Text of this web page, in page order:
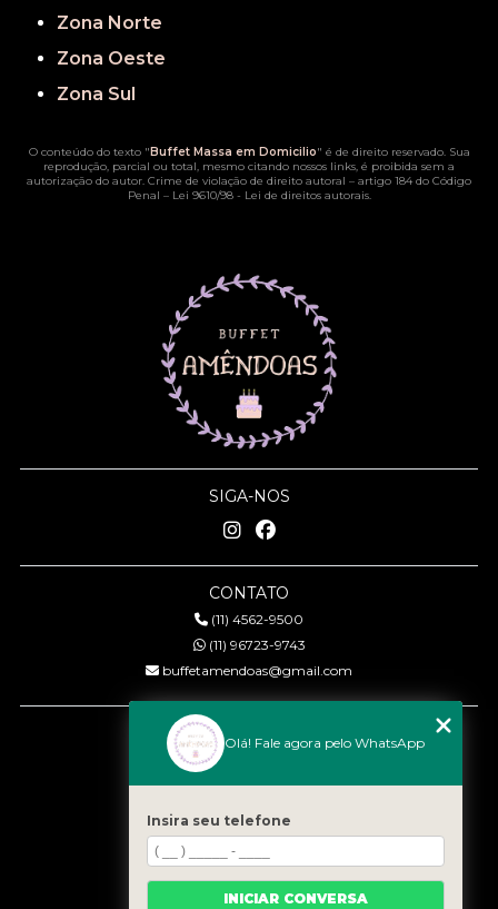
Zona Norte
Zona Oeste
Zona Sul
O conteúdo do texto "Buffet Massa em Domicilio" é de direito reservado. Sua
reprodução, parcial ou total, mesmo citando nossos links, é proibida sem a
autorização do autor. Crime de violação de direito autoral – artigo 184 do Código
Penal – Lei 9610/98 - Lei de direitos autorais.
SIGA-NOS
CONTATO
(11) 4562-9500
(11) 96723-9743
buffetamendoas@gmail.com
MENU
Quem somos
Serviços
Eventos
Gastronomia
Olá! Fale agora pelo WhatsApp
Insira seu telefone
INICIAR CONVERSA